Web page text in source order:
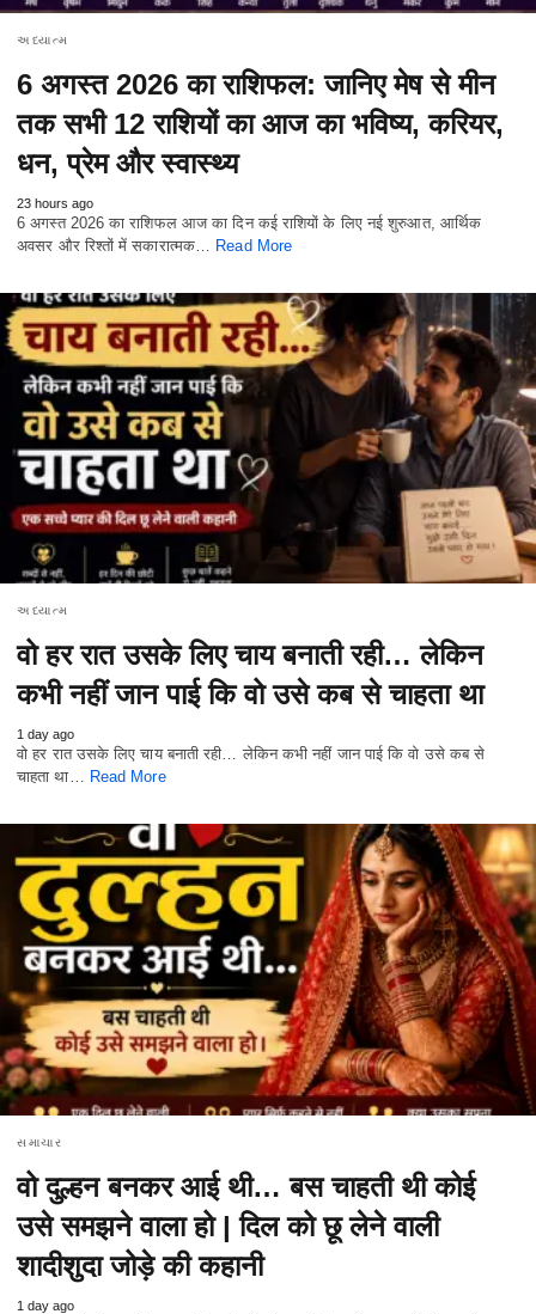
અધ્યાત્મ
6 अगस्त 2026 का राशिफल: जानिए मेष से मीन
तक सभी 12 राशियों का आज का भविष्य, करियर,
धन, प्रेम और स्वास्थ्य
23 hours ago
6 अगस्त 2026 का राशिफल आज का दिन कई राशियों के लिए नई शुरुआत, आर्थिक
अवसर और रिश्तों में सकारात्मक…
Read More
અધ્યાત્મ
वो हर रात उसके लिए चाय बनाती रही… लेकिन
कभी नहीं जान पाई कि वो उसे कब से चाहता था
1 day ago
वो हर रात उसके लिए चाय बनाती रही… लेकिन कभी नहीं जान पाई कि वो उसे कब से
चाहता था… Read More
સમાચાર
वो दुल्हन बनकर आई थी… बस चाहती थी कोई
उसे समझने वाला हो | दिल को छू लेने वाली
शादीशुदा जोड़े की कहानी
1 day ago